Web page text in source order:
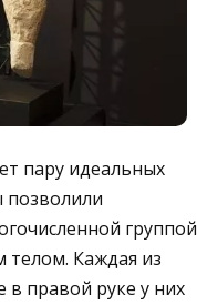
пару идеальных
позволили
группой
телом. Каждая из
правой руке у них